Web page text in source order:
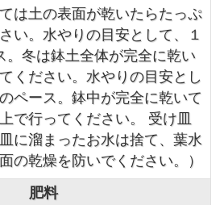
は土の表面が乾いたらたっぷ
い。水やりの目安として、１
。冬は鉢土全体が完全に乾い
ください。水やりの目安とし
ペース。鉢中が完全に乾いて
で行ってください。 受け皿
に溜まったお水は捨て、葉水
の乾燥を防いでください。）
肥料